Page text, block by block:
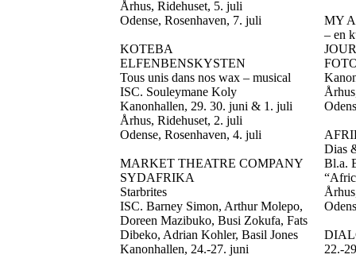
Århus, Ridehuset, 5. juli
Odense, Rosenhaven, 7. juli
KOTEBA
ELFENBENSKYSTEN
Tous unis dans nos wax – musical
ISC. Souleymane Koly
Kanonhallen, 29. 30. juni & 1. juli
Århus, Ridehuset, 2. juli
Odense, Rosenhaven, 4. juli
MARKET THEATRE COMPANY
SYDAFRIKA
Starbrites
ISC. Barney Simon, Arthur Molepo,
Doreen Mazibuko, Busi Zokufa, Fats
Dibeko, Adrian Kohler, Basil Jones
Kanonhallen, 24.-27. juni
MY
– en
Dias
Bl.a.
22.-